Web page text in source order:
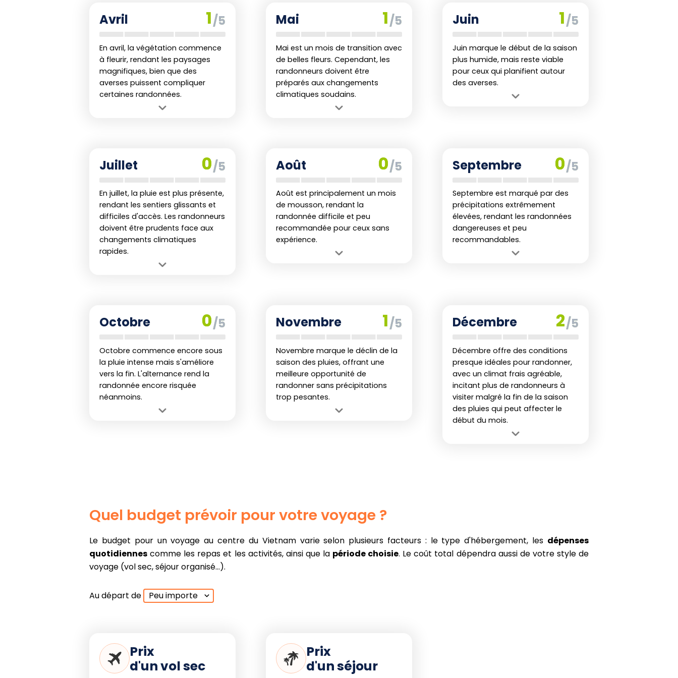
naviguant prudemment autour de ses défis climatiques.
modérées qui pourraient rendre
habitués au climat.
hausse, mais toujours supportables
Avril 1/5
En avril, la végétation commence
à fleurir, rendant les paysages
magnifiques, bien que des
averses puissent compliquer
certaines randonnées.
précipitations qui peuvent rendre
Mai 1/5
Mai est un mois de transition avec
de belles fleurs. Cependant, les
randonneurs doivent être
préparés aux changements
climatiques soudains.
possibles.
Juin 1/5
Juin marque le début de la saison
plus humide, mais reste viable
pour ceux qui planifient autour
des averses.
possibles.
Juillet 0/5
En juillet, la pluie est plus présente,
rendant les sentiers glissants et
difficiles d'accès. Les randonneurs
doivent être prudents face aux
changements climatiques
rapides.
qui rendent les randonnées difficiles
voire dangereuses par moments.
Août 0/5
Août est principalement un mois
de mousson, rendant la
randonnée difficile et peu
recommandée pour ceux sans
expérience.
crues soudaines.
Septembre 0/5
Septembre est marqué par des
précipitations extrêmement
élevées, rendant les randonnées
dangereuses et peu
recommandables.
Octobre 0/5
Octobre commence encore sous
la pluie intense mais s'améliore
vers la fin. L'alternance rend la
randonnée encore risquée
néanmoins.
Novembre 1/5
Novembre marque le déclin de la
saison des pluies, offrant une
meilleure opportunité de
randonner sans précipitations
trop pesantes.
Décembre 2/5
Décembre offre des conditions
presque idéales pour randonner,
avec un climat frais agréable,
incitant plus de randonneurs à
visiter malgré la fin de la saison
des pluies qui peut affecter le
début du mois.
Quel budget prévoir pour votre voyage ?
Le budget pour un voyage au centre du Vietnam varie selon plusieurs facteurs : le type d'hébergement, les dépenses
quotidiennes comme les repas et les activités, ainsi que la période choisie. Le coût total dépendra aussi de votre style de
voyage (vol sec, séjour organisé...).
Au départ de Peu importe
Prix
d'un vol sec
Prix
d'un séjour